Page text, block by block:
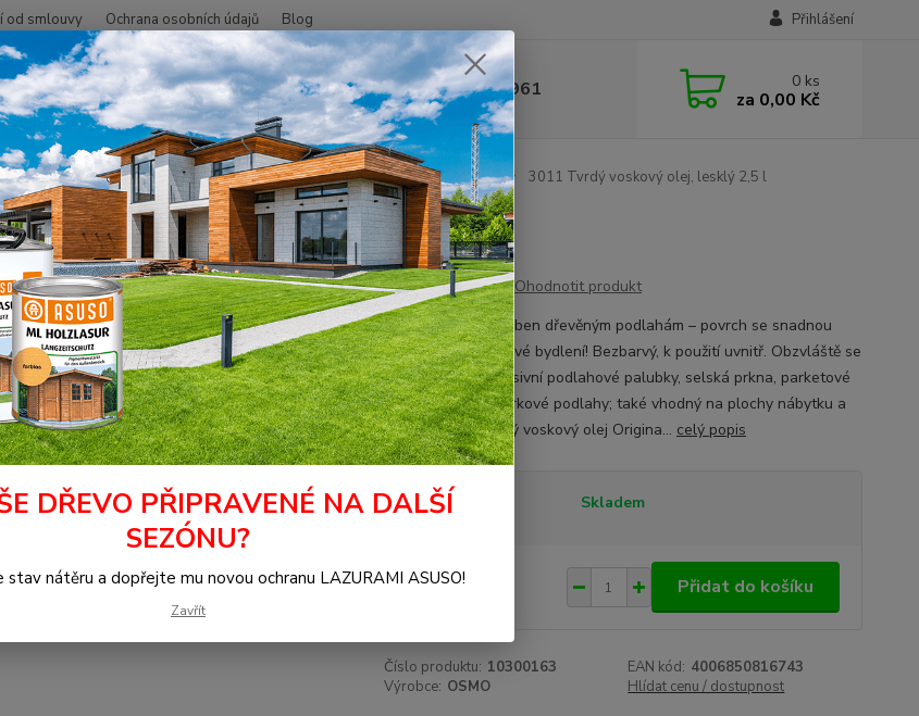
od smlouvy Ochrana osobních údajů Blog Přihlášení
Hledat +420 377 441 961 0 ks
za 0,00 Kč
oleje Na dřevo uvnitř Podlahy Tvrdý voskový olej Original 3011 Tvrdý voskový olej, lesklý 2,5 l
voskový olej, lesklý 2,5 l
Ohodnotit produkt
Speciálně přizpůsoben dřevěným podlahám – povrch se snadnou
údržbou a pro zdravé bydlení! Bezbarvý, k použití uvnitř. Obzvláště se
doporučuje pro masivní podlahové palubky, selská prkna, parketové
podlahy, OSB a korkové podlahy; také vhodný na plochy nábytku a
lepené dřevo Tvrdý voskový olej Origina... celý popis
Dostupnost Skladem
3 251 Kč Přidat do košíku
Číslo produktu: 10300163 EAN kód: 4006850816743
Výrobce: OSMO Hlídat cenu / dostupnost
DŘEVO PŘIPRAVENÉ NA DALŠÍ
SEZÓNU?
nátěru a dopřejte mu novou ochranu LAZURAMI ASUSO!
Zavřít